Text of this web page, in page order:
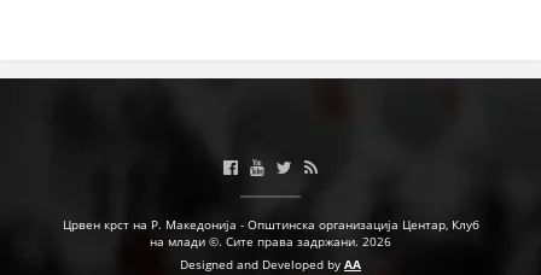
ПРИРАЧНИЦИ
ЕДУКАТИВНО ИНФОРМАТИВНИ МАТЕРИЈАЛИ
Црвен крст на Р. Македонија - Општинска организација Центар, Клуб
на млади ©. Сите права задржани. 2026
Designed and Developed by AA